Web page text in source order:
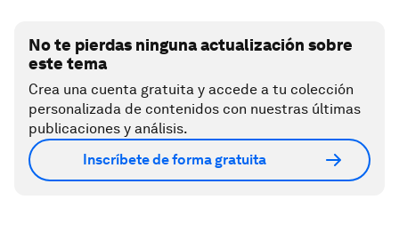
No te pierdas ninguna actualización sobre
este tema
Crea una cuenta gratuita y accede a tu colección
personalizada de contenidos con nuestras últimas
publicaciones y análisis.
Inscríbete de forma gratuita